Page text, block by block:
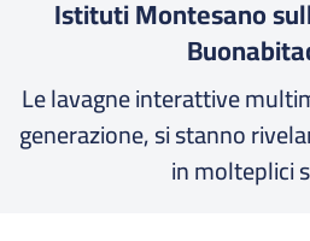
Istituti Montesano
Le lavagne interattive
generazione, si stanno
in molteplici